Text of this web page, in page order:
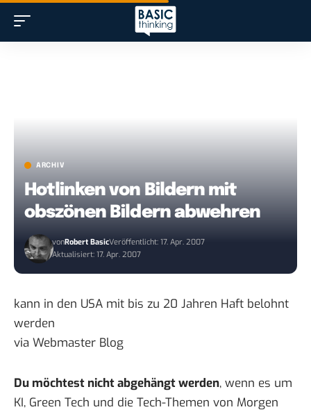
ARCHIV
Hotlinken von Bildern mit
obszönen Bildern abwehren
vonRobert BasicVeröffentlicht: 17. Apr. 2007
Aktualisiert: 17. Apr. 2007
kann in den USA mit bis zu 20 Jahren Haft belohnt
werden
via Webmaster Blog
Du möchtest nicht abgehängt werden, wenn es um
KI, Green Tech und die Tech-Themen von Morgen